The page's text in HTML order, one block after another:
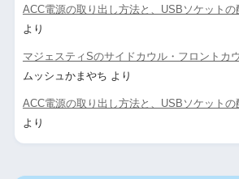
ACC電源の取り出し方法と、USBソケットの
より
マジェスティSのサイドカウル・フロントカ
ムッシュかまやち より
ACC電源の取り出し方法と、USBソケットの
より